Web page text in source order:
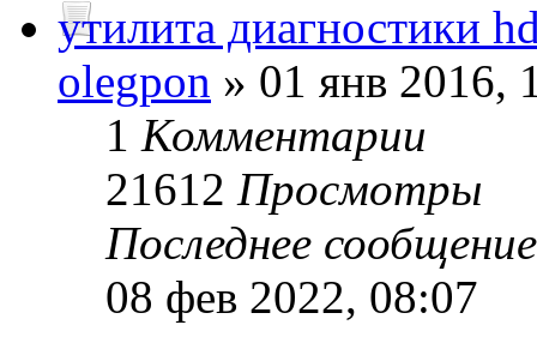
утилита диагностики
olegpon » 01 янв 2016,
1 Комментарии
21612 Просмотры
Последнее
08 фев 2022, 08:07